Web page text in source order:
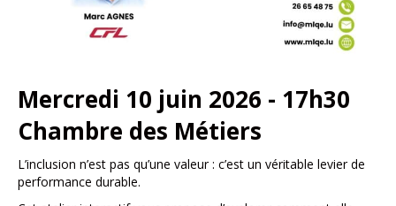
Mercredi 10 juin 2026 - 17h30
Chambre des Métiers
L’inclusion n’est pas qu’une valeur : c’est un véritable levier de
performance durable.